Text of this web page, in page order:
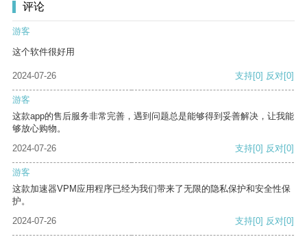
评论
游客
这个软件很好用
2024-07-26 支持[0] 反对[0]
游客
这款app的售后服务非常完善，遇到问题总是能够得到妥善解决，让我能
够放心购物。
2024-07-26
支持[0] 反对[0]
游客
这款加速器VPM应用程序已经为我们带来了无限的隐私保护和安全性保
护。
2024-07-26
支持[0] 反对[0]